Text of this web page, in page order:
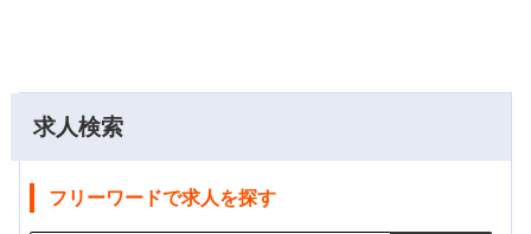
求人検索
フリーワードで求人を探す